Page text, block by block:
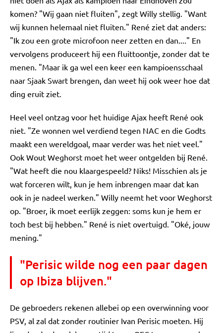
komen? "Wij gaan niet fluiten", zegt Willy stellig. "Want
wij kunnen helemaal niet fluiten." René ziet dat anders:
"Ik zou een grote microfoon neer zetten en dan...." En
vervolgens produceert hij een fluittoontje, zonder dat te
menen. "Maar ik ga wel een keer een kampioensschaal
naar Sjaak Swart brengen, dan weet hij ook weer hoe dat
ding eruit ziet.
Heel veel ontzag voor het huidige Ajax heeft René ook
niet. "Ze wonnen wel verdiend tegen NAC en die Godts
maakt een wereldgoal, maar verder was het niet veel."
Ook Wout Weghorst moet het weer ontgelden bij René.
"Wat heeft die nou klaargespeeld? Niks! Misschien als je
wat forceren wilt, kun je hem inbrengen maar dat kan
ook in je nadeel werken." Willy neemt het voor Weghorst
op. "Broer, ik moet eerlijk zeggen: soms kun je hem er
toch best bij hebben." René is niet overtuigd. "Oké, jouw
mening."
"Perisic wilde nog een paar dagen
op Ibiza blijven."
De gebroeders rekenen allebei op een overwinning voor
PSV, al zal dat zonder routinier Ivan Perisic moeten. Hij